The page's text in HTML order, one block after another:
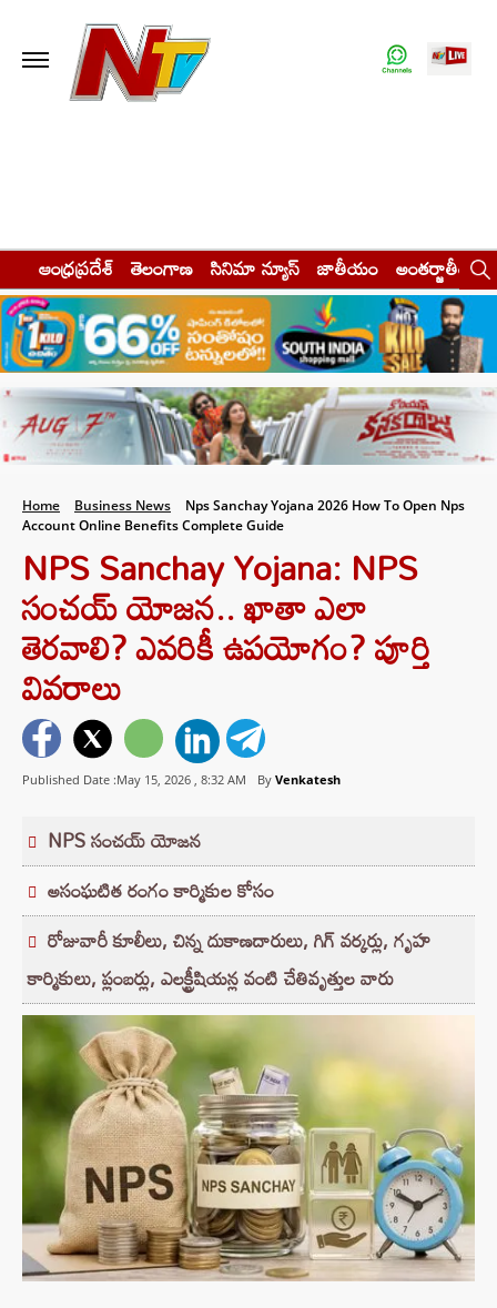
ఆంధ్రప్రదేశ్ తెలంగాణ సినిమా న్యూస్ జాతీయం అంతర్జాతీయం
Home Business News
Nps Sanchay Yojana 2026 How To Open Nps
Account Online Benefits Complete Guide
NPS Sanchay Yojana: NPS
సంచయ్ యోజన.. ఖాతా ఎలా
తెరవాలి? ఎవరికీ ఉపయోగం? పూర్తి
వివరాలు
Published Date :May 15, 2026 , 8:32 AM By Venkatesh
NPS సంచయ్ యోజన
అసంఘటిత రంగం కార్మికుల కోసం
రోజువారీ కూలీలు, చిన్న దుకాణదారులు, గిగ్ వర్కర్లు, గృహ
కార్మికులు, ప్లంబర్లు, ఎలక్ట్రీషియన్ల వంటి చేతివృత్తుల వారు